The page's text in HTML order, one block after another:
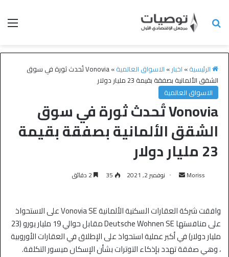
الرئيسية» اخبار» الاسواق العالمية»
Vonovia تُحدث ثورة في سوق
الشقق الألمانية بصفقة بقيمة 23 مليار دولار
الاسواق العالمية
Vonovia تُحدث ثورة في سوق
الشقق الألمانية بصفقة بقيمة
23 مليار دولار
Moriss نوفمبر 2, 2021 35
وافقت شركة العقارات السكنية الألمانية Vonovia SE على الاستحواذ
على منافستها Deutsche Wohnen SE مقابل حوالي 19 مليار يورو (23
مليار دولار) في أكبر عملية استحواذ على الإطلاق في العقارات الأوروبية
، وهي صفقة تهدد بإذكاء التوترات بشأن الإسكان ميسور التكلفة.